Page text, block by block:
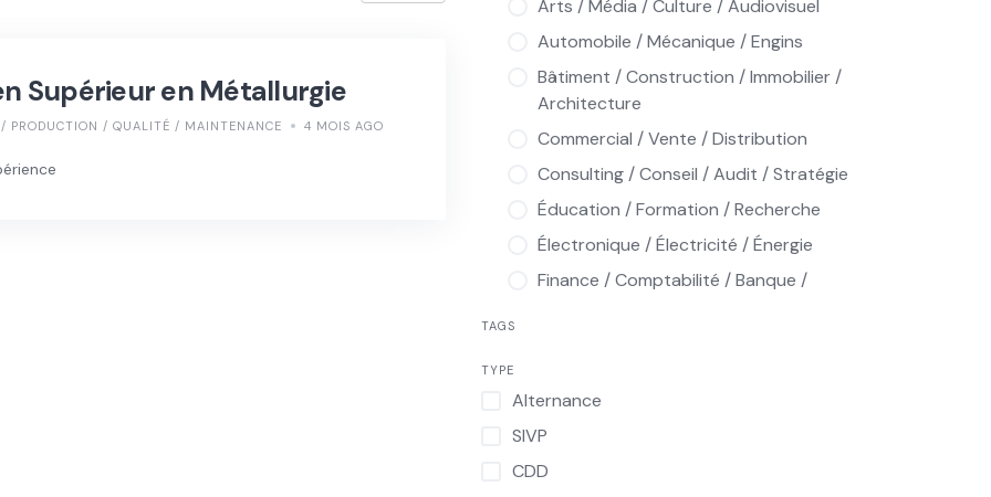
Supérieur en Métallurgie
PRODUCTION / QUALITÉ / MAINTENANCE 4 MOIS AGO
Arts / Média / Culture / Audiovisuel
Automobile / Mécanique / Engins
Bâtiment / Construction / Immobilier /
Architecture
Commercial / Vente / Distribution
Consulting / Conseil / Audit / Stratégie
Éducation / Formation / Recherche
Électronique / Électricité / Énergie
Finance / Comptabilité / Banque /
Informatique / Multimédia / Télécoms
Ingénierie / Industrie / Production /
Qualité / Maintenance
TAGS
TYPE
Alternance
SIVP
CDD